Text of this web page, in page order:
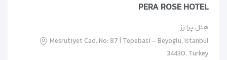
PERA ROSE HOTEL
هتل پرا رز
Mesrutiyet Cad. No: 87 | Tepebasi - Beyoglu, Istanbul
34430, Turkey